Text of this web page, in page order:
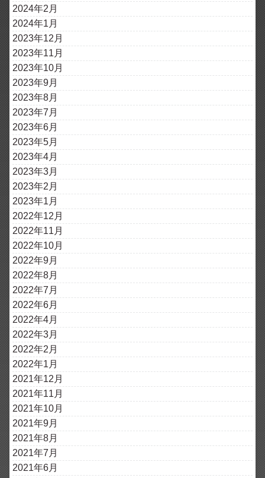
2024年2月
2024年1月
2023年12月
2023年11月
2023年10月
2023年9月
2023年8月
2023年7月
2023年6月
2023年5月
2023年4月
2023年3月
2023年2月
2023年1月
2022年12月
2022年11月
2022年10月
2022年9月
2022年8月
2022年7月
2022年6月
2022年4月
2022年3月
2022年2月
2022年1月
2021年12月
2021年11月
2021年10月
2021年9月
2021年8月
2021年7月
2021年6月